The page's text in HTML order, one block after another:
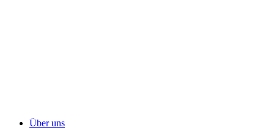
Über uns